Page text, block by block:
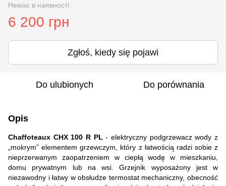
Немає в наявності
6 200 грн
Zgłoś, kiedy się pojawi
Do ulubionych Do porównania
Opis
Chaffoteaux CHX 100 R PL- elektryczny podgrzewacz wody z
„mokrym” elementem grzewczym, który z łatwością radzi sobie z
nieprzerwanym zaopatrzeniem w ciepłą wodę w mieszkaniu,
domu prywatnym lub na wsi. Grzejnik wyposażony jest w
niezawodny i łatwy w obsłudze termostat mechaniczny, obecność